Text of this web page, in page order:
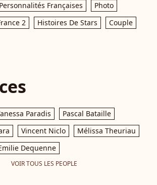
Personnalités Françaises
Photo
2 Histoires De Stars
Couple
Paradis
Pascal Bataille
Vincent Niclo
Mélissa Theuriau
Dequenne
VOIR TOUS LES PEOPLE